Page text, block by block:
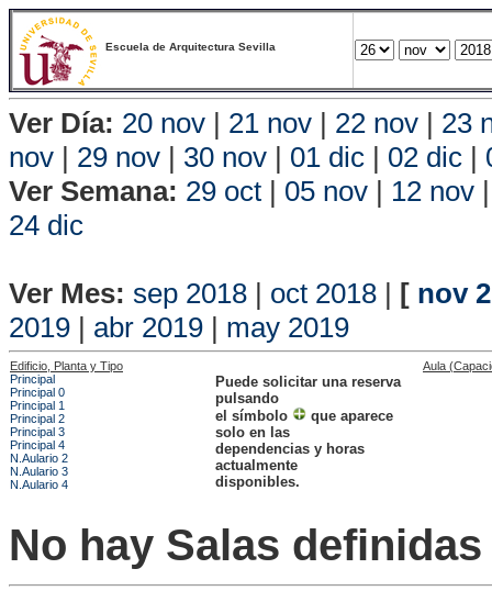
Escuela de Arquitectura Sevilla
Ver Día: 20 nov | 21 nov | 22 nov | 23
nov | 29 nov | 30 nov | 01 dic | 02 dic |
Ver Semana: 29 oct | 05 nov | 12 nov
24 dic
Ver Mes: sep 2018 | oct 2018 | [ nov
2019 | abr 2019 | may 2019
Edificio, Planta y Tipo
Principal
Principal 0
Principal 1
Principal 2
Principal 3
Principal 4
N.Aulario 2
N.Aulario 3
N.Aulario 4
Puede solicitar una reserva
pulsando
el símbolo
que aparece
solo en las
dependencias y horas
actualmente
disponibles.
Aula
No hay Salas